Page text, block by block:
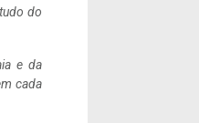
do
e da
cada